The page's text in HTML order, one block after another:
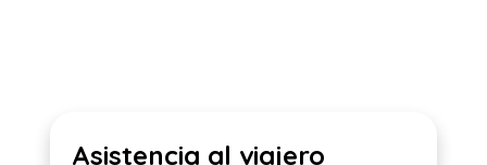
Asistencia al viajero